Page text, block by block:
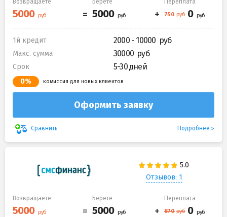
Возвращаете Берете Переплата
1й кредит 2000 - 10000
Макс. сумма 30000
Срок 5-30 дней
0% комиссия для новых клиентов
Оформить заявку
Сравнить Подробнее
Отзывов: 1
Возвращаете Берете Переплата